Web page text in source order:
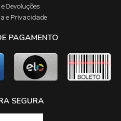
Devoluções​
e Privacidade
PAGAMENTO
SEGURA